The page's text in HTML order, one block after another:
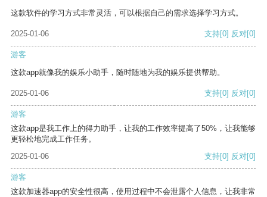
这款软件的学习方式非常灵活，可以根据自己的需求选择学习方式。
2025-01-06 支持[0] 反对[0]
游客
这款app就像我的娱乐小助手，随时随地为我的娱乐提供帮助。
2025-01-06 支持[0] 反对[0]
游客
这款app是我工作上的得力助手，让我的工作效率提高了50%，让我能够
更轻松地完成工作任务。
2025-01-06
支持[0] 反对[0]
游客
这款加速器app的安全性很高，使用过程中不会泄露个人信息，让我非常